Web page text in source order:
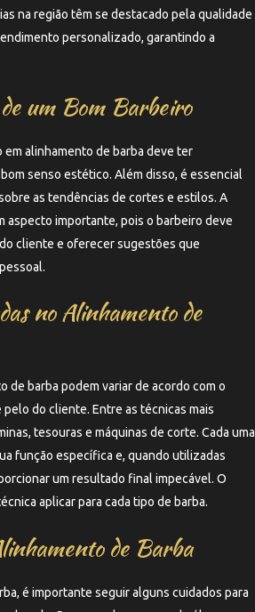
na região têm se destacado pela qualidade
personalizado, garantindo a
um Bom Barbeiro
em alinhamento de barba deve ter
senso estético. Além disso, é essencial
as tendências de cortes e estilos. A
aspecto importante, pois o barbeiro deve
cliente e oferecer sugestões que
no Alinhamento de
de barba podem variar de acordo com o
do cliente. Entre as técnicas mais
tesouras e máquinas de corte. Cada uma
função específica e, quando utilizadas
um resultado final impecável. O
aplicar para cada tipo de barba.
de Barba
é importante seguir alguns cuidados para